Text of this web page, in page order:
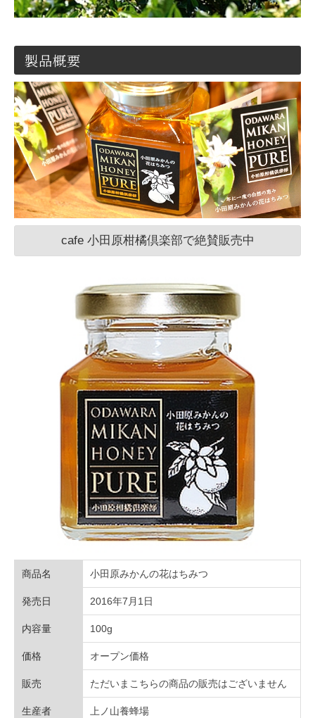
製品概要
cafe 小田原柑橘倶楽部で絶賛販売中
商品名 小田原みかんの花はちみつ
発売日 2016年7月1日
内容量 100g
価格 オープン価格
販売 ただいまこちらの商品の販売はございません
生産者
上ノ山養蜂場